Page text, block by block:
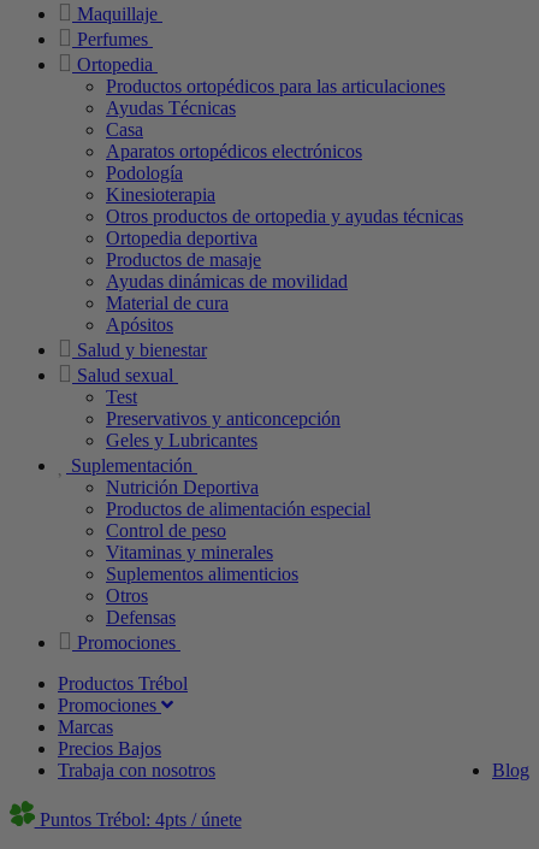
Maquillaje
Perfumes
Ortopedia
Productos ortopédicos para las articulaciones
Ayudas Técnicas
Casa
Aparatos ortopédicos electrónicos
Podología
Kinesioterapia
Otros productos de ortopedia y ayudas técnicas
Ortopedia deportiva
Productos de masaje
Ayudas dinámicas de movilidad
Material de cura
Apósitos
Salud y bienestar
Salud sexual
Test
Preservativos y anticoncepción
Geles y Lubricantes
Suplementación
Nutrición Deportiva
Productos de alimentación especial
Control de peso
Vitaminas y minerales
Suplementos alimenticios
Otros
Defensas
Promociones
Productos Trébol
Promociones
Marcas
Precios Bajos
Blog
Trabaja con nosotros
Puntos Trébol: 4pts / únete